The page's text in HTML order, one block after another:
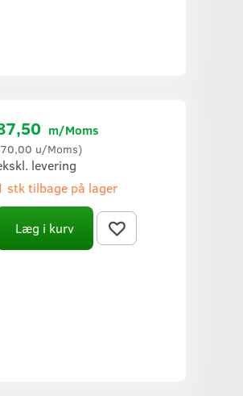
m/Moms
70,00 u/Moms)
levering
stk tilbage på lager
Læg i kurv